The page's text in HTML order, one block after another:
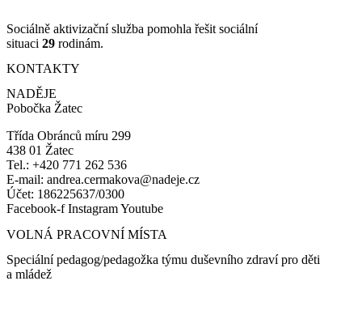
Sociálně aktivizační služba pomohla řešit sociální
situaci 29 rodinám.
KONTAKTY
NADĚJE
Pobočka Žatec
Třída Obránců míru 299
438 01 Žatec
Tel.: +420 771 262 536
E-mail: andrea.cermakova@nadeje.cz
Účet: 186225637/0300
Facebook-f InstagramYoutube
VOLNÁ PRACOVNÍ MÍSTA
Speciální pedagog/pedagožka týmu duševního zdraví pro děti
a mládež